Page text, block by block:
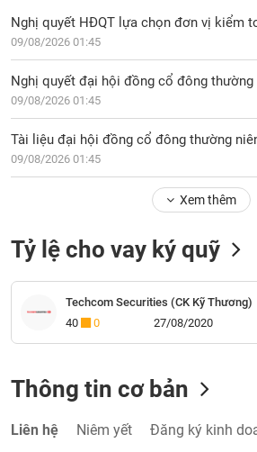
Nghị quyết HĐQT lựa chọn đơn vị kiểm
09/08/2026 01:45
Nghị quyết đại hội đồng cổ đông thường
09/08/2026 01:45
Tài liệu đại hội đồng cổ đông thường
09/08/2026 01:45
Xem thêm
Tỷ lệ cho vay ký quỹ
Techcom Securities (CK Kỹ Thương)
40
0 27/08/2020
Thông tin cơ bản
Liên hệ Niêm yết Đăng ký kinh